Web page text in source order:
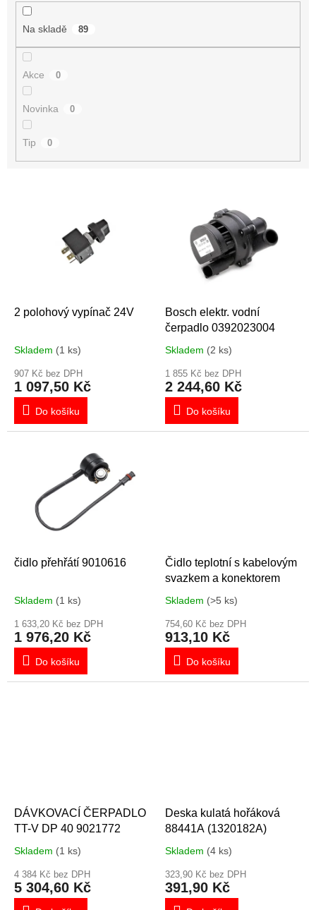
Na skladě 89
Akce 0
Novinka 0
Tip 0
2 polohový vypínač 24V
Skladem (1 ks)
907 Kč bez DPH
1 097,50 Kč
Do košíku
Bosch elektr. vodní
čerpadlo 0392023004
Skladem (2 ks)
1 855 Kč bez DPH
2 244,60 Kč
Do košíku
čidlo přehřátí 9010616
Skladem (1 ks)
1 633,20 Kč bez DPH
1 976,20 Kč
Do košíku
Čidlo teplotní s kabelovým
svazkem a konektorem
Skladem (>5 ks)
754,60 Kč bez DPH
913,10 Kč
Do košíku
DÁVKOVACÍ ČERPADLO
TT-V DP 40 9021772
Skladem (1 ks)
4 384 Kč bez DPH
5 304,60 Kč
Deska kulatá hořáková
88441A (1320182A)
Skladem (4 ks)
323,90 Kč bez DPH
391,90 Kč